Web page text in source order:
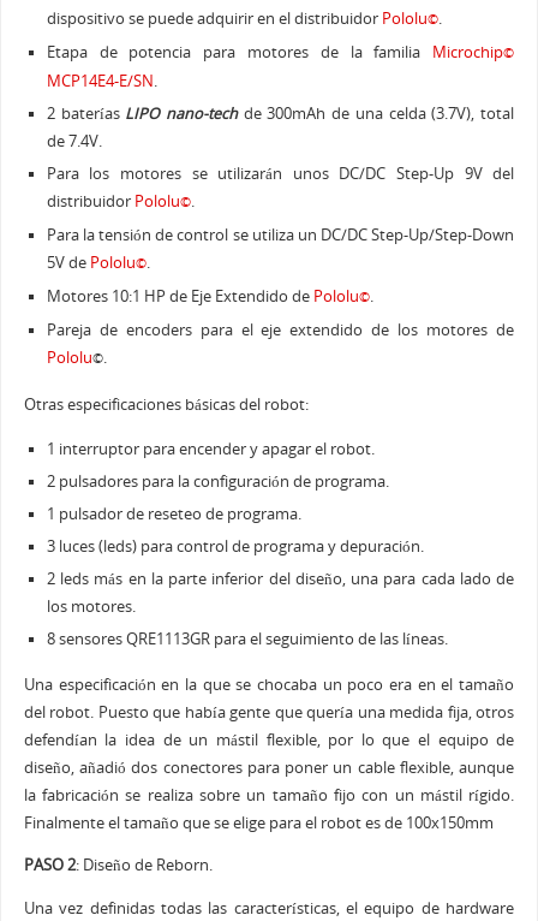
dispositivo se puede adquirir en el distribuidor Pololu©.
Etapa de potencia para motores de la familia Microchip©
MCP14E4-E/SN.
2 baterías LIPO nano-tech de 300mAh de una celda (3.7V), total
de 7.4V.
Para los motores se utilizarán unos DC/DC Step-Up 9V del
distribuidor Pololu©.
Para la tensión de control se utiliza un DC/DC Step-Up/Step-Down
5V de Pololu©.
Motores 10:1 HP de Eje Extendido de Pololu©.
Pareja de encoders para el eje extendido de los motores de
Pololu©.
Otras especificaciones básicas del robot:
1 interruptor para encender y apagar el robot.
2 pulsadores para la configuración de programa.
1 pulsador de reseteo de programa.
3 luces (leds) para control de programa y depuración.
2 leds más en la parte inferior del diseño, una para cada lado de
los motores.
8 sensores QRE1113GR para el seguimiento de las líneas.
Una especificación en la que se chocaba un poco era en el tamaño
del robot. Puesto que había gente que quería una medida fija, otros
defendían la idea de un mástil flexible, por lo que el equipo de
diseño, añadió dos conectores para poner un cable flexible, aunque
la fabricación se realiza sobre un tamaño fijo con un mástil rígido.
Finalmente el tamaño que se elige para el robot es de 100x150mm
PASO 2: Diseño de Reborn.
Una vez definidas todas las características, el equipo de hardware